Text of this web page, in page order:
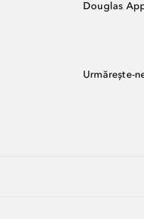
Douglas
Urmărește-